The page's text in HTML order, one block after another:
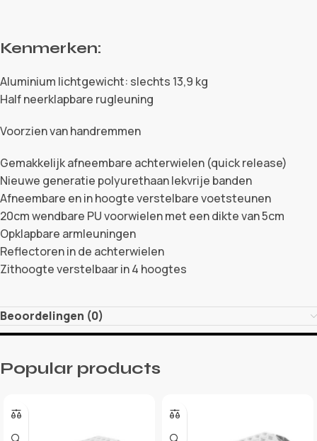
Kenmerken:
Aluminium lichtgewicht: slechts 13,9 kg
Half neerklapbare rugleuning
Voorzien van handremmen
Gemakkelijk afneembare achterwielen (quick release)
Nieuwe generatie polyurethaan lekvrije banden
Afneembare en in hoogte verstelbare voetsteunen
20cm wendbare PU voorwielen met een dikte van 5cm
Opklapbare armleuningen
Reflectoren in de achterwielen
Zithoogte verstelbaar in 4 hoogtes
Beoordelingen (0)
Popular products